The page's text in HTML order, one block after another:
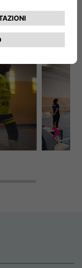
successo!